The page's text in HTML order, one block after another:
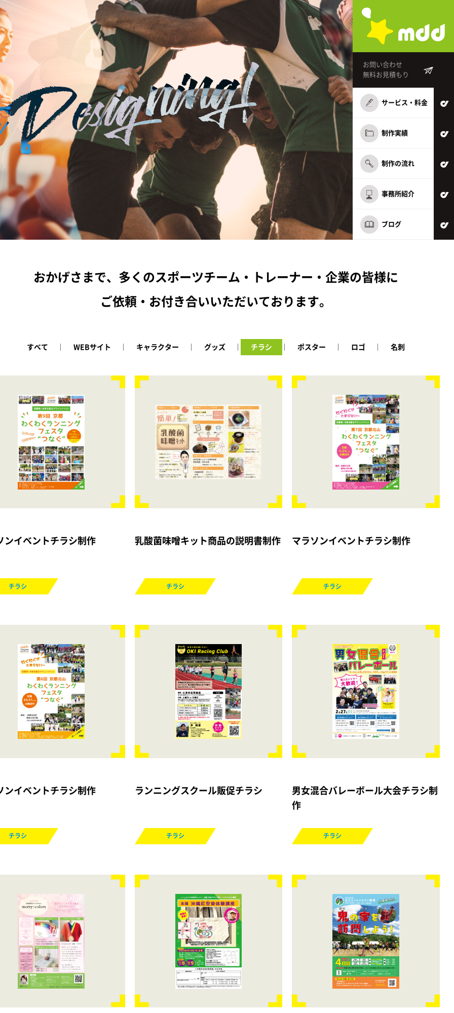
Designing!
お問い合わせ
無料お見積もり
サービス・料金
制作実績
制作の流れ
事務所紹介
ブログ
おかげさまで、多くのスポーツチーム・トレーナー・企業の皆様に
ご依頼・お付き合いいただいております。
すべて WEBサイト キャラクター グッズ チラシ ポスター ロゴ 名刺
ンイベントチラシ制作
チラシ
乳酸菌味噌キット商品の説明書制作
チラシ
マラソンイベントチラシ制作
チラシ
ンイベントチラシ制作
チラシ
ランニングスクール販促チラシ
チラシ
男女混合バレーボール大会チラシ制
作
チラシ